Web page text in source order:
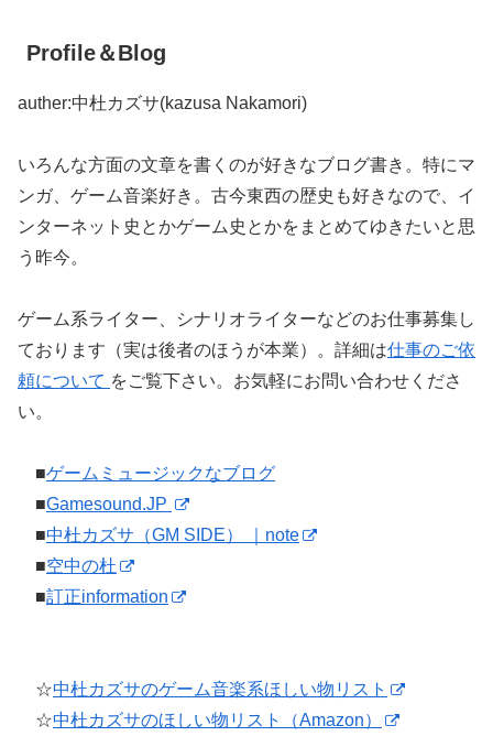
Profile＆Blog
auther:中杜カズサ(kazusa Nakamori)
いろんな方面の文章を書くのが好きなブログ書き。特にマ
ンガ、ゲーム音楽好き。古今東西の歴史も好きなので、イ
ンターネット史とかゲーム史とかをまとめてゆきたいと思
う昨今。
ゲーム系ライター、シナリオライターなどのお仕事募集し
ております（実は後者のほうが本業）。詳細は仕事のご依
頼について をご覧下さい。お気軽にお問い合わせくださ
い。
■ゲームミュージックなブログ
■Gamesound.JP
■中杜カズサ（GM SIDE） ｜note
■空中の杜
■訂正information
☆中杜カズサのゲーム音楽系ほしい物リスト
☆中杜カズサのほしい物リスト（Amazon）